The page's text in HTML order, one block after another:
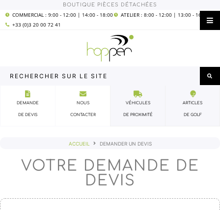
au
contenu
BOUTIQUE PIÈCES DÉTACHÉES
COMMERCIAL : 9:00 - 12:00 | 14:00 - 18:00
ATELIER : 8:00 - 12:00 | 13:00 - 16:00
+33 (0)3 20 00 72 41
Rechercher
DEMANDE
DE DEVIS
NOUS
CONTACTER
VÉHICULES
DE PROXIMITÉ
ARTICLES
DE GOLF
ACCUEIL DEMANDER UN DEVIS
VOTRE DEMANDE DE
DEVIS